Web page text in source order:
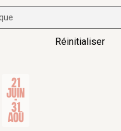
Réinitialiser
21
Juin
-
31
Aoû